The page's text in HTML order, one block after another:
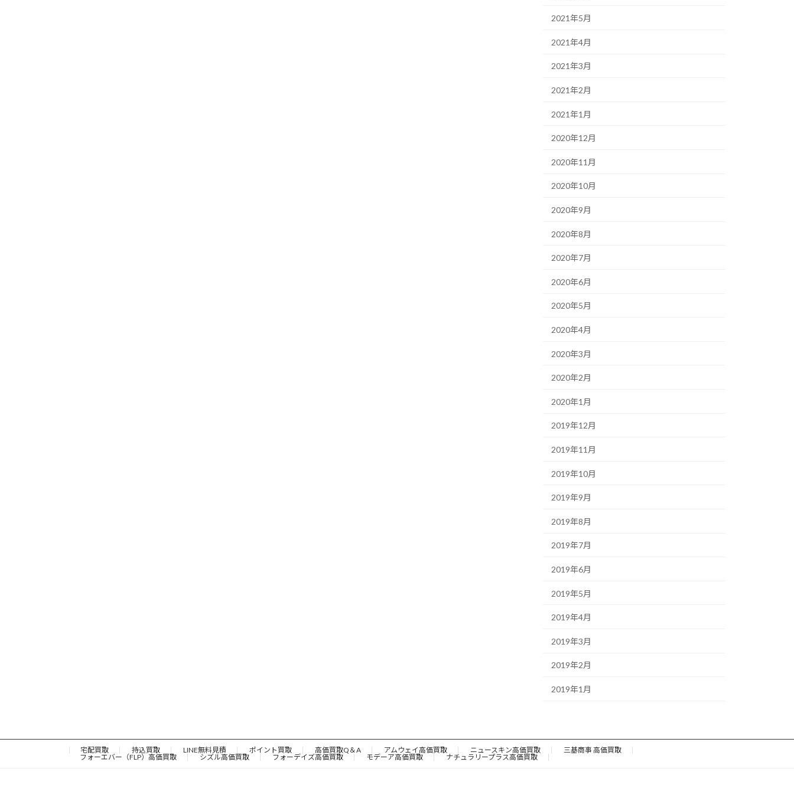
2021年5月
2021年4月
2021年3月
2021年2月
2021年1月
2020年12月
2020年11月
2020年10月
2020年9月
2020年8月
2020年7月
2020年6月
2020年5月
2020年4月
2020年3月
2020年2月
2020年1月
2019年12月
2019年11月
2019年10月
2019年9月
2019年8月
2019年7月
2019年6月
2019年5月
2019年4月
2019年3月
2019年2月
2019年1月
宅配買取 持込買取 LINE無料見積 ポイント買取 高価買取Q＆A アムウェイ高価買取 ニュースキン高価買取
三基商事 高価買取
フォーエバー（FLP）高価買取
シズル高価買取 フォーデイズ高価買取 モデーア高価買取 ナチュラリープラス高価買取